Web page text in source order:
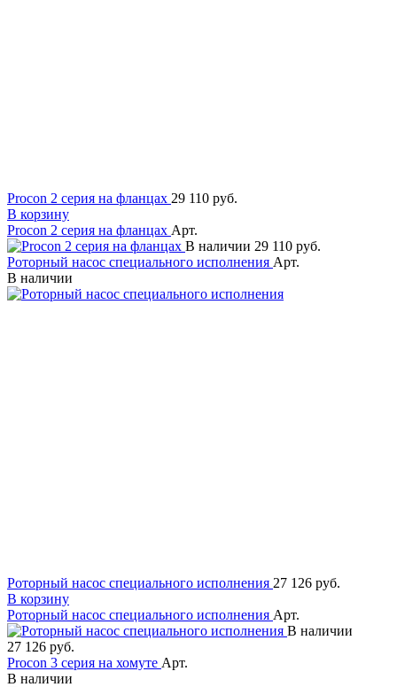
Procon 2 серия на фланцах 29 110 руб.
В корзину
Procon 2 серия на фланцах Арт.
В наличии 29 110 руб.
Роторный насос специального исполнения Арт.
В наличии
Роторный насос специального исполнения 27 126 руб.
В корзину
Роторный насос специального исполнения Арт.
В наличии
27 126 руб.
Procon 3 серия на хомуте Арт.
В наличии